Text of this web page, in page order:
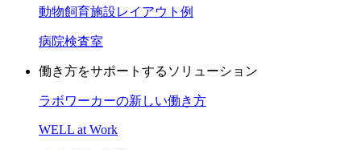
動物飼育施設レイアウト例
病院検査室
働き方をサポートするソリューション
ラボワーカーの新しい働き方
WELL at Work